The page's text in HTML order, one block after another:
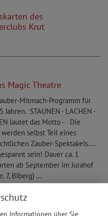
des
Krut
Magic Theatre
Mitmach-Programm für
Jahren. STAUNEN - LACHEN -
lautet das Motto - Die
werden selbst Teil eines
Zauber-Spektakels....
sein! Dauer ca. 1
ab September im Jurahof
7, Biberg) ...
Informationen über Sie